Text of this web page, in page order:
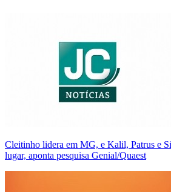
Cleitinho lidera em MG, e Kalil, Patrus e
lugar, aponta pesquisa Genial/Quaest